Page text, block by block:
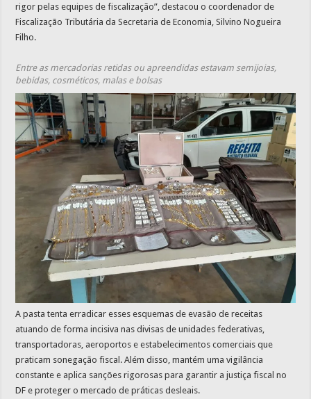
rigor pelas equipes de fiscalização”, destacou o coordenador de
Fiscalização Tributária da Secretaria de Economia, Silvino Nogueira
Filho.
Entre as mercadorias retidas ou apreendidas estavam semijoias,
bebidas, cosméticos, malas e bolsas
A pasta tenta erradicar esses esquemas de evasão de receitas
atuando de forma incisiva nas divisas de unidades federativas,
transportadoras, aeroportos e estabelecimentos comerciais que
praticam sonegação fiscal. Além disso, mantém uma vigilância
constante e aplica sanções rigorosas para garantir a justiça fiscal no
DF e proteger o mercado de práticas desleais.